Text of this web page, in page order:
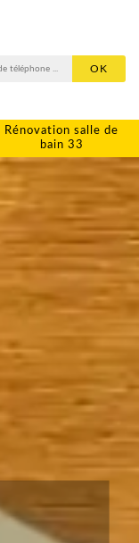
Rénovation salle de
bain 33